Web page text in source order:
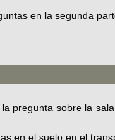
en la segunda
pregunta sobre la
en el suelo en el